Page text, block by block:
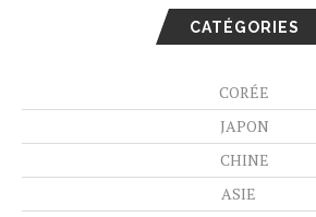
CATÉGORIES
CORÉE
JAPON
CHINE
ASIE